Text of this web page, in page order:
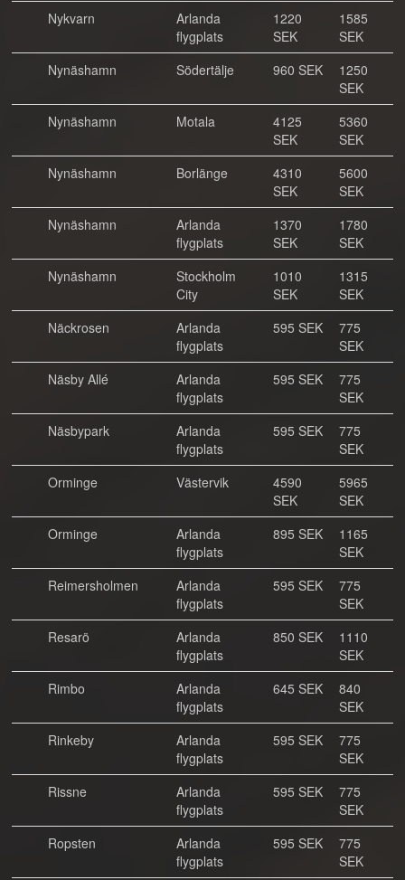
Nykvarn
Arlanda
flygplats
1220
SEK
1585
SEK
Nynäshamn
Södertälje 960 SEK
1250
SEK
Nynäshamn
Motala
4125
SEK
5360
SEK
Nynäshamn
Borlänge
4310
SEK
5600
SEK
Nynäshamn
Arlanda
flygplats
1370
SEK
1780
SEK
Nynäshamn
Stockholm
City
1010
SEK
1315
SEK
Näckrosen
Arlanda
flygplats
595 SEK
775
SEK
Näsby Allé
Arlanda
flygplats
595 SEK
775
SEK
Näsbypark
Arlanda
flygplats
595 SEK
775
SEK
Orminge
Västervik
4590
SEK
5965
SEK
Orminge
Arlanda
flygplats
895 SEK
1165
SEK
Reimersholmen
Arlanda
flygplats
595 SEK
775
SEK
Resarö
Arlanda
flygplats
850 SEK
1110
SEK
Rimbo
Arlanda
flygplats
645 SEK
840
SEK
Rinkeby
Arlanda
flygplats
595 SEK
775
SEK
Rissne
Arlanda
flygplats
595 SEK
775
SEK
Ropsten
Arlanda
flygplats
595 SEK
775
SEK